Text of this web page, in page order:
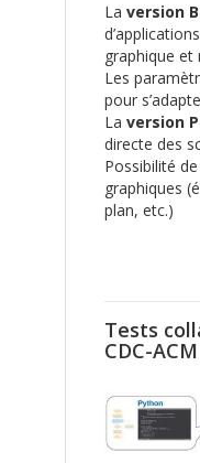
La version
graphique et
Les
pour
La version
directe des
Possibilité
graphiques
plan, etc.)
Tests
CDC-ACM